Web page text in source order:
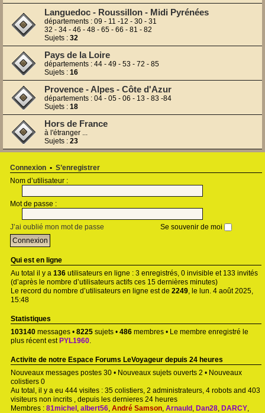
Languedoc - Roussillon - Midi Pyrénées
départements : 09 - 11 -12 - 30 - 31
32 - 34 - 46 - 48 - 65 - 66 - 81 - 82
Sujets : 32
Pays de la Loire
départements : 44 - 49 - 53 - 72 - 85
Sujets : 16
Provence - Alpes - Côte d'Azur
départements : 04 - 05 - 06 - 13 - 83 -84
Sujets : 18
Hors de France
à l'étranger ...
Sujets : 23
Connexion • S’enregistrer
Nom d’utilisateur :
Mot de passe :
J’ai oublié mon mot de passe Se souvenir de moi
Qui est en ligne
Au total il y a 136 utilisateurs en ligne : 3 enregistrés, 0 invisible et 133 invités
(d’après le nombre d’utilisateurs actifs ces 15 dernières minutes)
Le record du nombre d’utilisateurs en ligne est de 2249, le lun. 4 août 2025,
15:48
Statistiques
103140 messages • 8225 sujets • 486 membres • Le membre enregistré le
plus récent est PYL1960.
Activite de notre Espace Forums LeVoyageur depuis 24 heures
Nouveaux messages postes 30 • Nouveaux sujets ouverts 2 • Nouveaux
colistiers 0
Au total, il y a eu 444 visites : 35 colistiers, 2 administrateurs, 4 robots and 403
visiteurs non incrits , depuis les dernieres 24 heures
Membres : 81michel , albert56, André Samson, Arnauld , Dan28, DARCY,